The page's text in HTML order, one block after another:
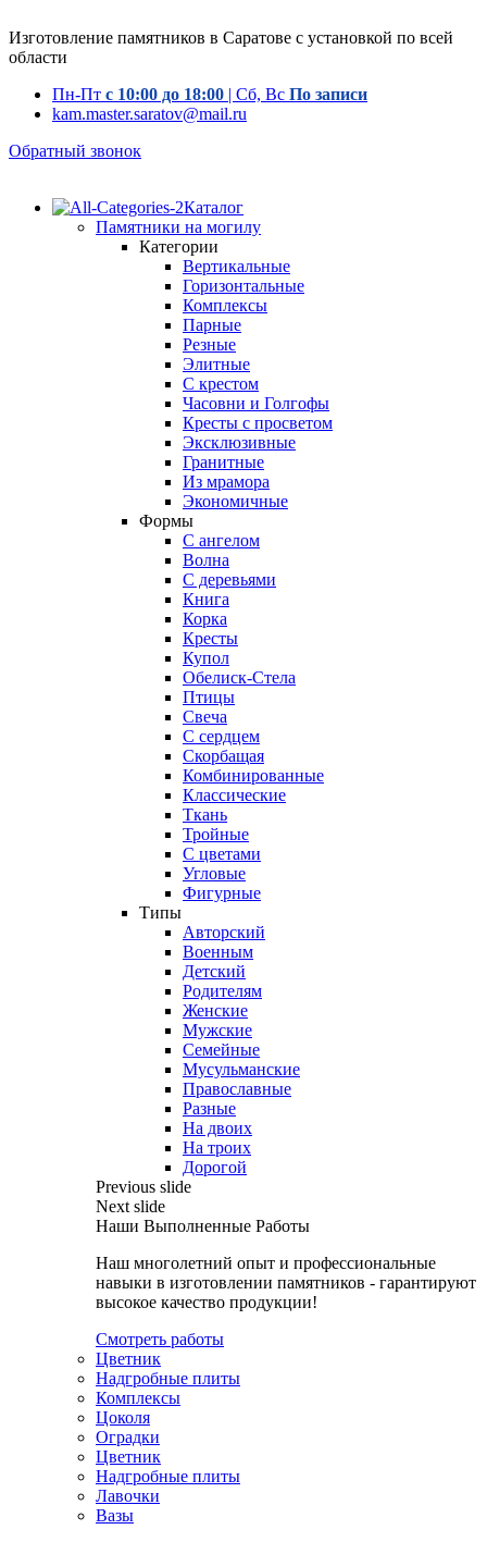
Изготовление памятников в Саратове с установкой по всей
области
Пн-Пт с 10:00 до 18:00 | Сб, Вс По записи
kam.master.saratov@mail.ru
Обратный звонок
Каталог
Памятники на могилу
Категории
Вертикальные
Горизонтальные
Комплексы
Парные
Резные
Элитные
С крестом
Часовни и Голгофы
Кресты с просветом
Эксклюзивные
Гранитные
Из мрамора
Экономичные
Формы
С ангелом
Волна
С деревьями
Книга
Корка
Кресты
Купол
Обелиск-Стела
Птицы
Свеча
С сердцем
Скорбащая
Комбинированные
Классические
Ткань
Тройные
С цветами
Угловые
Фигурные
Типы
Авторский
Военным
Детский
Родителям
Женские
Мужские
Семейные
Мусульманские
Православные
Разные
На двоих
На троих
Дорогой
Previous slide
Next slide
Наши Выполненные Работы
Наш многолетний опыт и профессиональные
навыки в изготовлении памятников - гарантируют
высокое качество продукции!
Смотреть работы
Цветник
Надгробные плиты
Комплексы
Цоколя
Оградки
Цветник
Надгробные плиты
Лавочки
Вазы